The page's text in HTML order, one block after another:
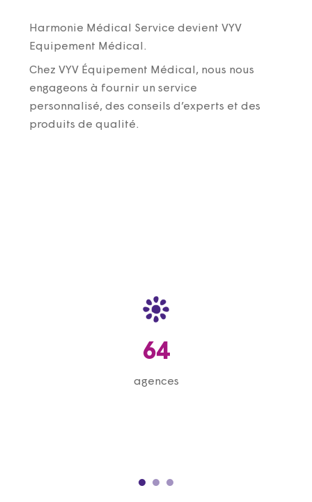
Harmonie Médical Service devient VYV
Equipement Médical.
Chez VYV Équipement Médical, nous nous
engageons à fournir un service
personnalisé, des conseils d’experts et des
produits de qualité.
64
agences